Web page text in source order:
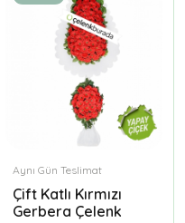
Aynı Gün Teslimat
Çift Katlı Kırmızı
Gerbera Çelenk